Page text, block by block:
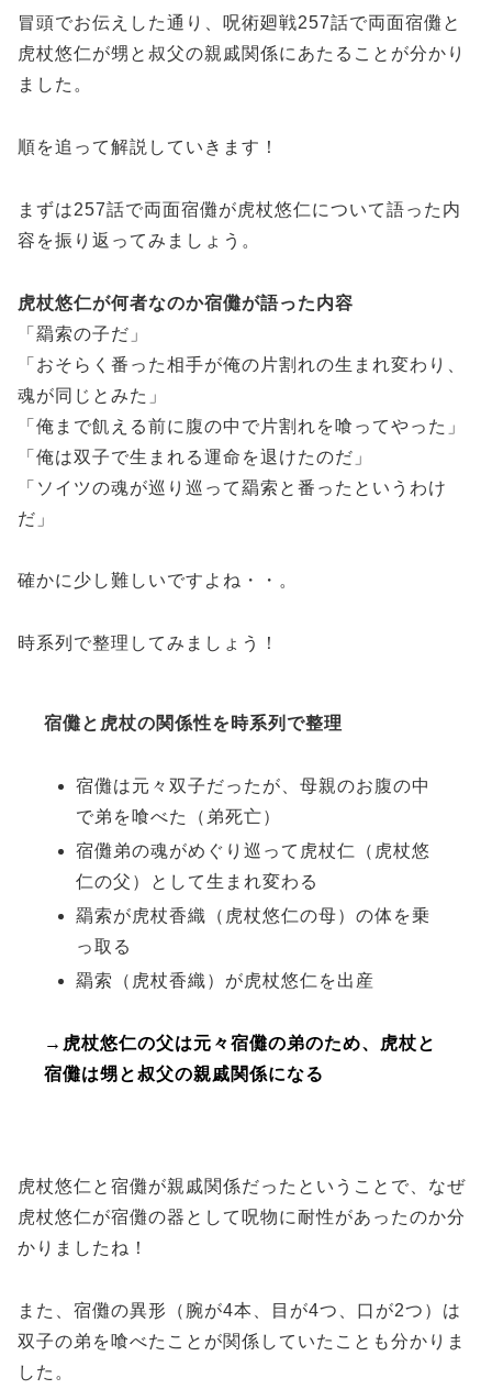
冒頭でお伝えした通り、呪術廻戦257話で両面宿儺と
虎杖悠仁が甥と叔父の親戚関係にあたることが分かり
ました。
順を追って解説していきます！
まずは257話で両面宿儺が虎杖悠仁について語った内
容を振り返ってみましょう。
虎杖悠仁が何者なのか宿儺が語った内容
「羂索の子だ」
「おそらく番った相手が俺の片割れの生まれ変わり、
魂が同じとみた」
「俺まで飢える前に腹の中で片割れを喰ってやった」
「俺は双子で生まれる運命を退けたのだ」
「ソイツの魂が巡り巡って羂索と番ったというわけ
だ」
確かに少し難しいですよね・・。
時系列で整理してみましょう！
宿儺と虎杖の関係性を時系列で整理
宿儺は元々双子だったが、母親のお腹の中
で弟を喰べた（弟死亡）
宿儺弟の魂がめぐり巡って虎杖仁（虎杖悠
仁の父）として生まれ変わる
羂索が虎杖香織（虎杖悠仁の母）の体を乗
っ取る
羂索（虎杖香織）が虎杖悠仁を出産
→虎杖悠仁の父は元々宿儺の弟のため、虎杖と
宿儺は甥と叔父の親戚関係になる
虎杖悠仁と宿儺が親戚関係だったということで、なぜ
虎杖悠仁が宿儺の器として呪物に耐性があったのか分
かりましたね！
また、宿儺の異形（腕が4本、目が4つ、口が2つ）は
双子の弟を喰べたことが関係していたことも分かりま
した。